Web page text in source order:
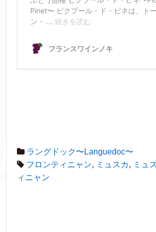
ラングドック〜Languedoc〜
フロンティニャン, ミュスカ, ミュ
ィニャン